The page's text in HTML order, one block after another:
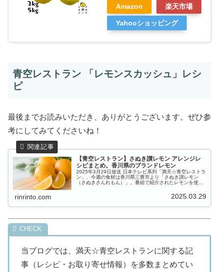
Amazon 楽天市場
Yahooショッピング
青空レストラン 「レモンスカッシュ」レシ
ピ
最後までお読みいただき、ありがとうございます。ぜひ参
考にしてみてくださいね！
【青空レストラン】さぬき讃レモン アレンジレ
シピまとめ。香川県のブランドレモン
2025年3月29日放送 日本テレビ系列「満天☆青空レストラ
ン」、今週の食材は香川県三豊市より「さぬき讃レモン
（さぬきさんれもん）」。番組で紹介されたレモンを使っ
rinrinto.com 2025.03.29
当ブログでは、満天☆青空レストランに関する記
事（レシピ・お取り寄せ情報）を多数まとめてい